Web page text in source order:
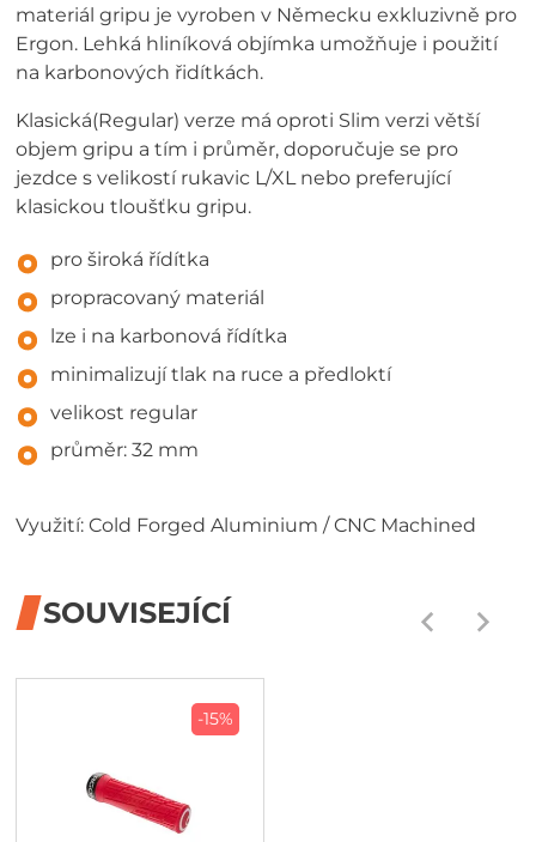
materiál gripu je vyroben v Německu exkluzivně pro
Ergon. Lehká hliníková objímka umožňuje i použití
na karbonových řidítkách.
Klasická(Regular) verze má oproti Slim verzi větší
objem gripu a tím i průměr, doporučuje se pro
jezdce s velikostí rukavic L/XL nebo preferující
klasickou tloušťku gripu.
pro široká řídítka
propracovaný materiál
lze i na karbonová řídítka
minimalizují tlak na ruce a předloktí
velikost regular
průměr: 32 mm
Využití: Cold Forged Aluminium / CNC Machined
SOUVISEJÍCÍ
-15%